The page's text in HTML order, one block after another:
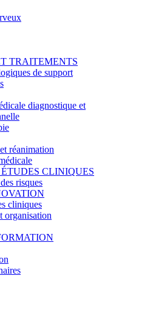
TRAITEMENTS
de support
diagnostique et
réanimation
CLINIQUES
risques
cliniques
organisation